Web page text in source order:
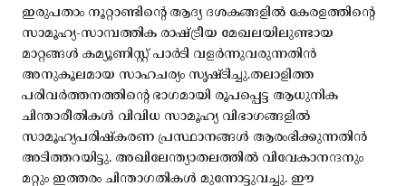
ഇരുപതാം നൂറ്റാണ്ടിന്റെ ആദ്യ ദശകങ്ങളിൽ കേരളത്തിന്റെ
സാമൂഹ്യ-സാമ്പത്തിക രാഷ്ട്രീയ മേഖലയിലുണ്ടായ
മാറ്റങ്ങൾ കമ്യൂണിസ്റ്റ് പാർടി വളർന്നുവരുന്നതിൻ
അനുകൂലമായ സാഹചര്യം സൃഷ്ടിച്ചു.തലാളിത്ത
പരിവർത്തനത്തിന്റെ ഭാഗമായി രൂപപ്പെട്ട ആധുനിക
ചിന്താരീതികൾ വിവിധ സാമൂഹ്യ വിഭാഗങ്ങളിൽ
സാമൂഹ്യപരിഷ്കരണ പ്രസ്ഥാനങ്ങൾ ആരംഭിക്കുന്നതിൻ
അടിത്തറയിട്ടു. അഖിലേന്ത്യാതലത്തിൽ വിവേകാനന്ദനും
മറ്റും ഇത്തരം ചിന്താഗതികൾ മുന്നോട്ടുവച്ചു. ഈ